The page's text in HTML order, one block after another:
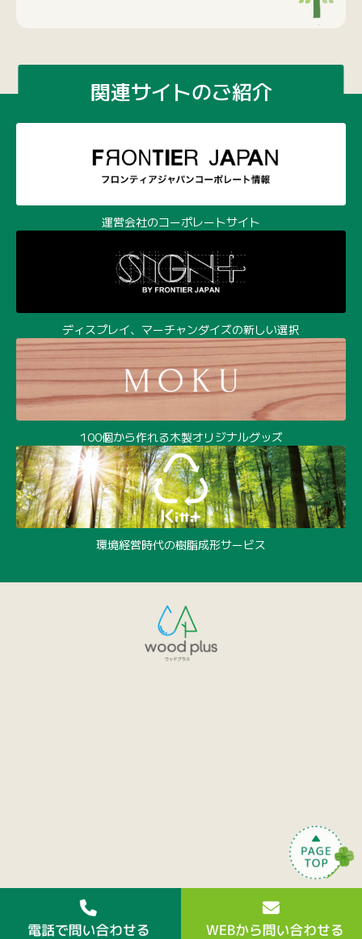
関連サイトのご紹介
運営会社のコーポレートサイト
ディスプレイ、マーチャンダイズの新しい選択
100個から作れる木製オリジナルグッズ
環境経営時代の樹脂成形サービス